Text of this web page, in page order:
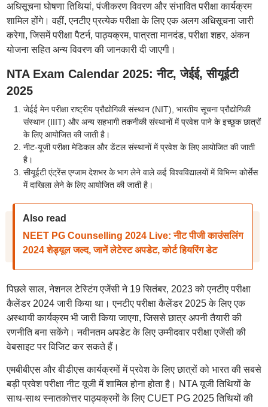
अधिसूचना घोषणा तिथियां, पंजीकरण विवरण और संभावित परीक्षा कार्यक्रम
शामिल होंगे। वहीं, एनटीए प्रत्येक परीक्षा के लिए एक अलग अधिसूचना जारी
करेगा, जिसमें परीक्षा पैटर्न, पाठ्यक्रम, पात्रता मानदंड, परीक्षा शहर, अंकन
योजना सहित अन्य विवरण की जानकारी दी जाएगी।
NTA Exam Calendar 2025: नीट, जेईई, सीयूईटी
2025
जेईई मेन परीक्षा राष्ट्रीय प्रौद्योगिकी संस्थान (NIT), भारतीय सूचना प्रौद्योगिकी
संस्थान (IIIT) और अन्य सहभागी तकनीकी संस्थानों में प्रवेश पाने के इच्छुक छात्रों
के लिए आयोजित की जाती है।
नीट-यूजी परीक्षा मेडिकल और डेंटल संस्थानों में प्रवेश के लिए आयोजित की जाती
है।
सीयूईटी एंट्रेंस एग्जाम देशभर के भाग लेने वाले कई विश्वविद्यालयों में विभिन्न कोर्सेस
में दाखिला लेने के लिए आयोजित की जाती है।
Also read
NEET PG Counselling 2024 Live: नीट पीजी काउंसलिंग
2024 शेड्यूल जल्द, जानें लेटेस्ट अपडेट, कोर्ट हियरिंग डेट
पिछले साल, नेशनल टेस्टिंग एजेंसी ने 19 सितंबर, 2023 को एनटीए परीक्षा
कैलेंडर 2024 जारी किया था। एनटीए परीक्षा कैलेंडर 2025 के लिए एक
अस्थायी कार्यक्रम भी जारी किया जाएगा, जिससे छात्र अपनी तैयारी की
रणनीति बना सकेंगे। नवीनतम अपडेट के लिए उम्मीदवार परीक्षा एजेंसी की
वेबसाइट पर विजिट कर सकते हैं।
एमबीबीएस और बीडीएस कार्यक्रमों में प्रवेश के लिए छात्रों को भारत की सबसे
बड़ी प्रवेश परीक्षा नीट यूजी में शामिल होना होता है। NTA यूजी तिथियों के
साथ-साथ स्नातकोत्तर पाठ्यक्रमों के लिए CUET PG 2025 तिथियों की